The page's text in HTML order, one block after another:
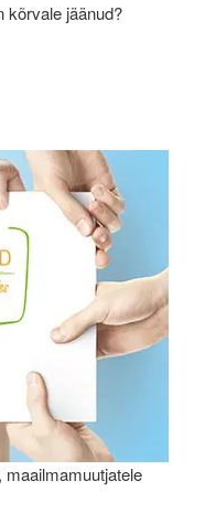
kõrvale jäänud?